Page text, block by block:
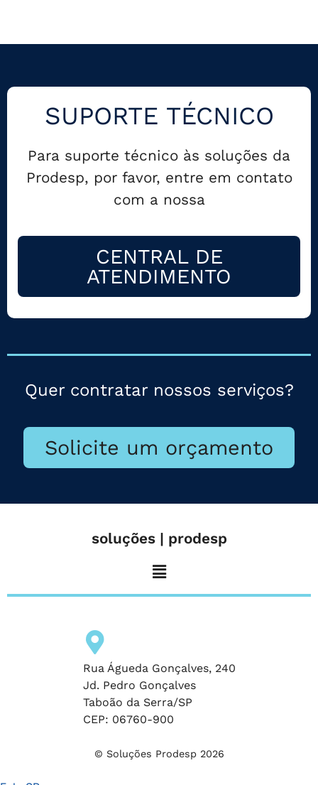
SUPORTE TÉCNICO
Para suporte técnico às soluções da
Prodesp, por favor, entre em contato
com a nossa
CENTRAL DE
ATENDIMENTO
Quer contratar nossos serviços?
Solicite um orçamento
soluções | prodesp
Rua Águeda Gonçalves, 240
Jd. Pedro Gonçalves
Taboão da Serra/SP
CEP: 06760-900
© Soluções Prodesp 2026